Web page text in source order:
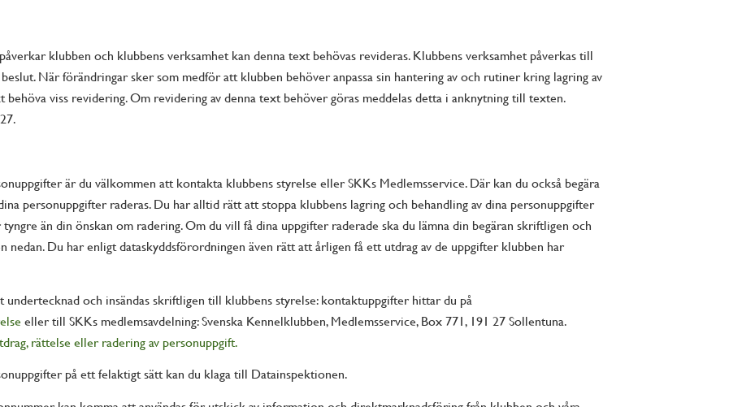
klubben och klubbens verksamhet kan denna text behövas revideras. Klubbens verksamhet påverkas till
beslut. När förändringar sker som medför att klubben behöver anpassa sin hantering av och rutiner kring lagring av
behöva viss revidering. Om revidering av denna text behöver göras meddelas detta i anknytning till texten.
är du välkommen att kontakta klubbens styrelse eller SKKs Medlemsservice. Där kan du också begära
personuppgifter raderas. Du har alltid rätt att stoppa klubbens lagring och behandling av dina personuppgifter
än din önskan om radering. Om du vill få dina uppgifter raderade ska du lämna din begäran skriftligen och
nedan. Du har enligt dataskyddsförordningen även rätt att årligen få ett utdrag av de uppgifter klubben har
undertecknad och insändas skriftligen till klubbens styrelse: kontaktuppgifter hittar du på
eller till SKKs medlemsavdelning: Svenska Kennelklubben, Medlemsservice, Box 771, 191 27 Sollentuna.
rättelse eller radering av personuppgift.
på ett felaktigt sätt kan du klaga till Datainspektionen.